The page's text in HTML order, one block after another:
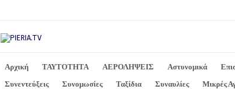
Αρχική ΤΑΥΤΟΤΗΤΑ ΑΕΡΟΛΗΨΕΙΣ Αστυνομικά
Συνεντεύξεις
Συνομωσίες Ταξίδια Συναυλίες Μικρές